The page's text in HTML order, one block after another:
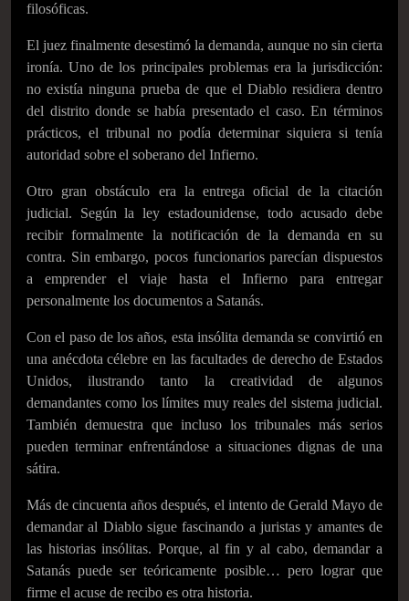
filosóficas.
El juez finalmente desestimó la demanda, aunque no sin cierta
ironía. Uno de los principales problemas era la jurisdicción:
no existía ninguna prueba de que el Diablo residiera dentro
del distrito donde se había presentado el caso. En términos
prácticos, el tribunal no podía determinar siquiera si tenía
autoridad sobre el soberano del Infierno.
Otro gran obstáculo era la entrega oficial de la citación
judicial. Según la ley estadounidense, todo acusado debe
recibir formalmente la notificación de la demanda en su
contra. Sin embargo, pocos funcionarios parecían dispuestos
a emprender el viaje hasta el Infierno para entregar
personalmente los documentos a Satanás.
Con el paso de los años, esta insólita demanda se convirtió en
una anécdota célebre en las facultades de derecho de Estados
Unidos, ilustrando tanto la creatividad de algunos
demandantes como los límites muy reales del sistema judicial.
También demuestra que incluso los tribunales más serios
pueden terminar enfrentándose a situaciones dignas de una
sátira.
Más de cincuenta años después, el intento de Gerald Mayo de
demandar al Diablo sigue fascinando a juristas y amantes de
las historias insólitas. Porque, al fin y al cabo, demandar a
Satanás puede ser teóricamente posible… pero lograr que
firme el acuse de recibo es otra historia.